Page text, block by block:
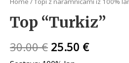
Top “Turkiz”
30.00€ 25.50 €